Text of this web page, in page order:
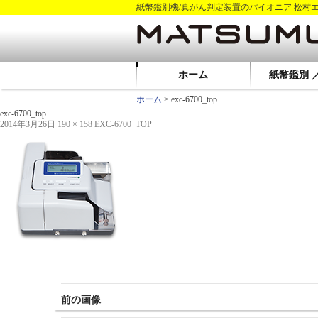
紙幣鑑別機/真がん判定装置のパイオニア 松村
ホーム 紙幣鑑別
ホーム > exc-6700_top
exc-6700_top
2014年3月26日 190 × 158 EXC-6700_TOP
前の画像